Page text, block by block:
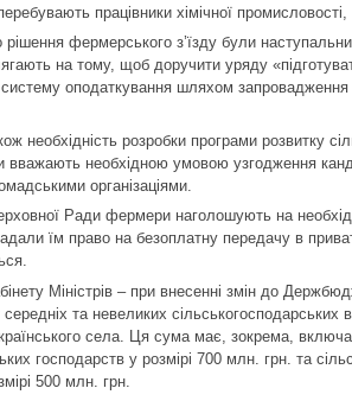
працівники хімічної
фермерського з’їзду були
на тому, щоб доручити уряду
оподаткування шляхом
необхідність розробки програми розвитку
вважають необхідною умовою узгодження
організаціями.
Ради фермери наголошують на
їм право на безоплатну передачу в
Міністрів – при внесенні змін до
та невеликих сільськогосподарських
села. Ця сума має, зокрема,
господарств у розмірі 700 млн. грн. та
500 млн. грн.